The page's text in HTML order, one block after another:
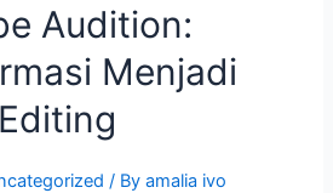
Audition:
Menjadi
/ Byamalia ivo